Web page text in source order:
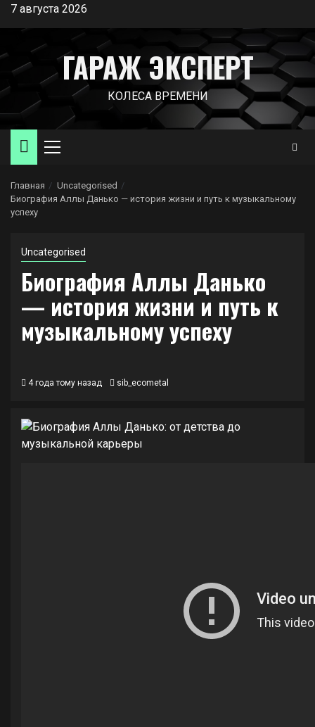
Перейти
содержимому
7 августа 2026
ГАРАЖ ЭКСПЕРТ
КОЛЕСА ВРЕМЕНИ
Основное
Главная
Uncategorised
Биография Аллы Данько — история жизни и путь к музыкальному
успеху
Uncategorised
Биография Аллы Данько
— история жизни и путь к
музыкальному успеху
4 года тому назад sib_ecometal